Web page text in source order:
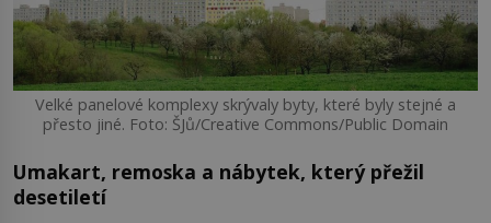
Velké panelové komplexy skrývaly byty, které byly stejné a
přesto jiné. Foto: ŠJů/Creative Commons/Public Domain
Umakart, remoska a nábytek, který přežil
desetiletí